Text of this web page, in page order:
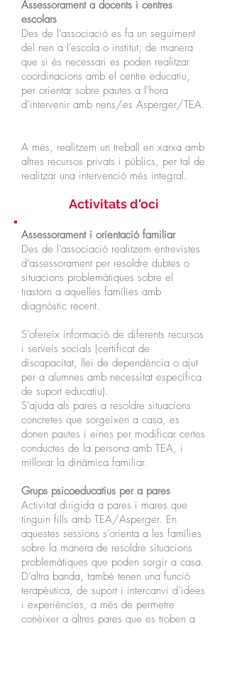
Assessorament a docents i centres
escolars
Des de l’associació es fa un seguiment
del nen a l’escola o institut, de manera
que si és necessari es poden realitzar
coordinacions amb el centre educatiu,
per orientar sobre pautes a l’hora
d’intervenir amb nens/es Asperger/TEA.
A més, realitzem un treball en xarxa amb
altres recursos privats i públics, per tal de
realitzar una intervenció més integral.
Activitats d'oci
Assessorament i orientació familiar
Des de l’associació realitzem entrevistes
d’assessorament per resoldre dubtes o
situacions problemàtiques sobre el
trastorn a aquelles famílies amb
diagnòstic recent.
S’ofereix informació de diferents recursos
i serveis socials (certificat de
discapacitat, llei de dependència o ajut
per a alumnes amb necessitat específica
de suport educatiu).
S’ajuda als pares a resoldre situacions
concretes que sorgeixen a casa, es
donen pautes i eines per modificar certes
conductes de la persona amb TEA, i
millorar la dinàmica familiar.
Grups psicoeducatius per a pares
Activitat dirigida a pares i mares que
tinguin fills amb TEA/Asperger. En
aquestes sessions s’orienta a les famílies
sobre la manera de resoldre situacions
problemàtiques que poden sorgir a casa.
D’altra banda, també tenen una funció
terapèutica, de suport i intercanvi d’idees
i experiències, a més de permetre
conèixer a altres pares que es troben a